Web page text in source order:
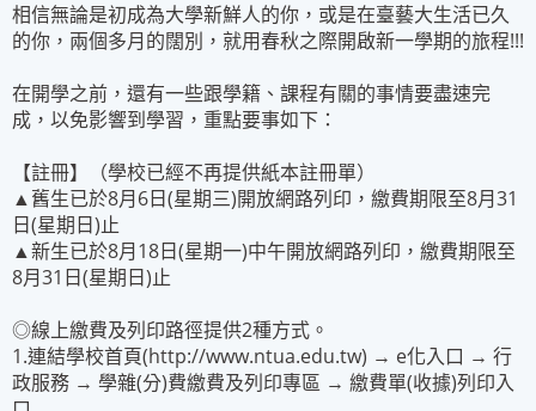
相信無論是初成為大學新鮮人的你，或是在臺藝大生活已久
的你，兩個多月的闊別，就用春秋之際開啟新一學期的旅程!!!
在開學之前，還有一些跟學籍、課程有關的事情要盡速完
成，以免影響到學習，重點要事如下：
【註冊】（學校已經不再提供紙本註冊單）
▲舊生已於8月6日(星期三)開放網路列印，繳費期限至8月31
日(星期日)止
▲新生已於8月18日(星期一)中午開放網路列印，繳費期限至
8月31日(星期日)止
◎線上繳費及列印路徑提供2種方式。
1.連結學校首頁(http://www.ntua.edu.tw) → e化入口 → 行
政服務 → 學雜(分)費繳費及列印專區 → 繳費單(收據)列印入